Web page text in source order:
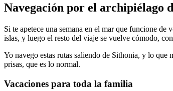
Navegación por el archipiélago
Si te apetece una semana en el mar que funcione
islas, y luego el resto del viaje se vuelve cómodo,
Yo navego estas rutas saliendo de Sithonia, y lo
prisas, que es lo normal.
Vacaciones para toda la familia